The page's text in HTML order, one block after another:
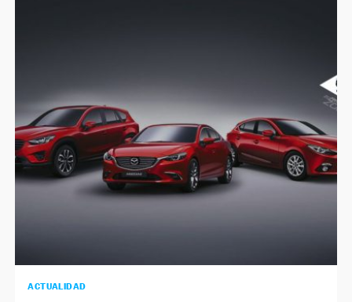
ACTUALIDAD